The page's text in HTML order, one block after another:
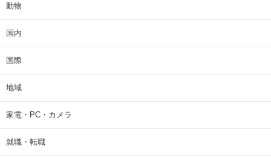
動物
国内
国際
地域
家電・PC・カメラ
就職・転職